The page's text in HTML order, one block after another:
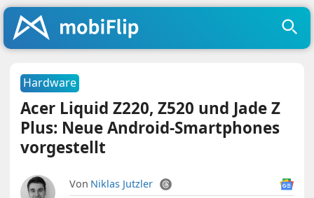
Hardware
Acer Liquid Z220, Z520 und Jade Z
Plus: Neue Android-Smartphones
vorgestellt
Von Niklas Jutzler